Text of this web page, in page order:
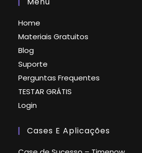
Home
Materiais Gratuitos
Blog
Suporte
Perguntas Frequentes
TESTAR GRÁTIS
Login
Cases E Aplicações